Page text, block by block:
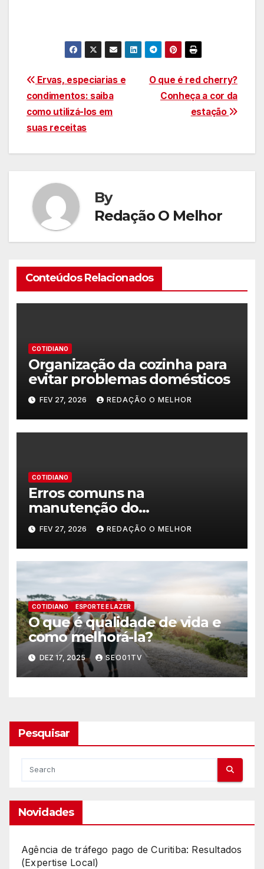
Navegação
de
Post
O que é red cherry?
Conheça a cor da
estação
Ervas, especiarias e
condimentos: saiba
como utilizá-los em
suas receitas
By
Redação O Melhor
Conteúdos Relacionados
COTIDIANO
Organização da cozinha para
evitar problemas domésticos
FEV 27, 2026 REDAÇÃO O MELHOR
COTIDIANO
Erros comuns na
manutenção do
encanamento residencial
FEV 27, 2026 REDAÇÃO O MELHOR
COTIDIANO ESPORTE E LAZER
O que é qualidade de vida e
como melhorá-la?
DEZ 17, 2025 SEO01TV
Pesquisar
Novidades
Agência de tráfego pago de Curitiba: Resultados
(Expertise Local)